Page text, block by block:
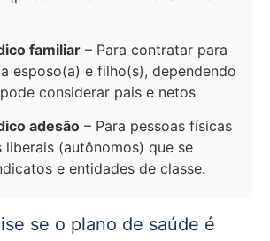
familiar – Para contratar para
esposo(a) e filho(s), dependendo
considerar pais e netos
adesão – Para pessoas físicas
liberais (autônomos) que se
e entidades de classe.
se o plano de saúde é